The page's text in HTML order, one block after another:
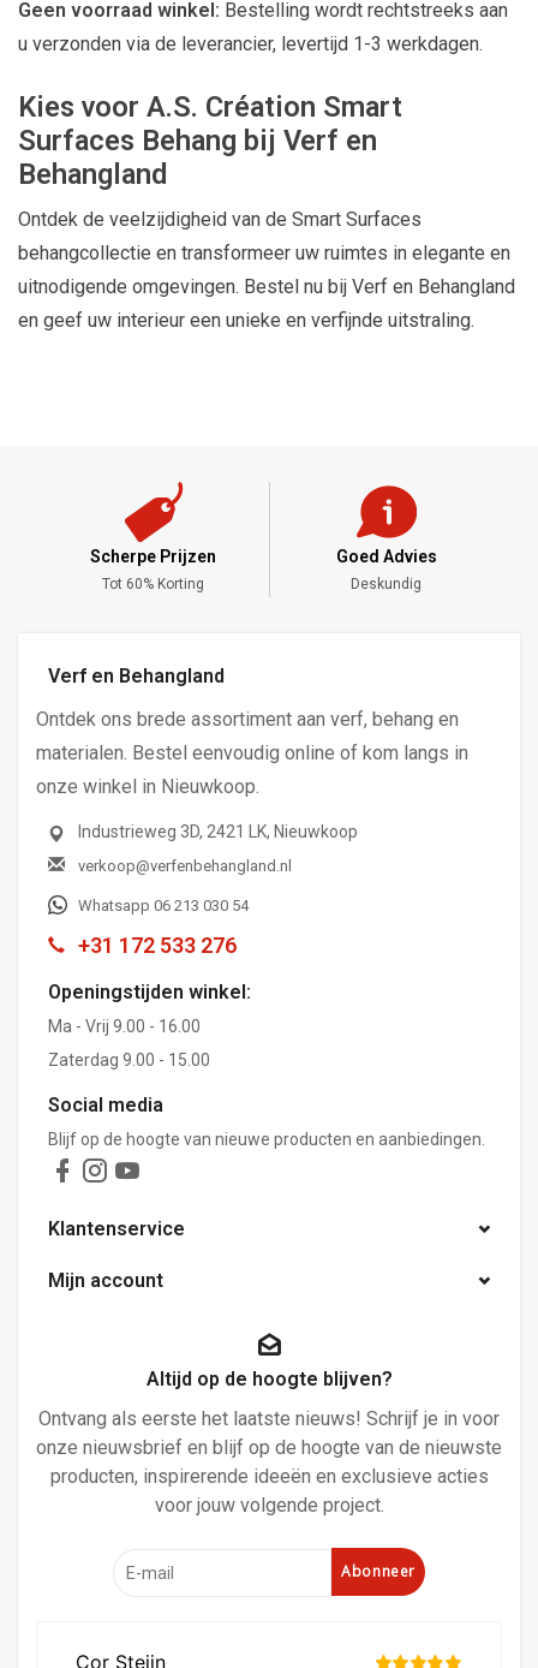
Geen voorraad winkel: Bestelling wordt rechtstreeks aan
u verzonden via de leverancier, levertijd 1-3 werkdagen.
Kies voor A.S. Création Smart
Surfaces Behang bij Verf en
Behangland
Ontdek de veelzijdigheid van de Smart Surfaces
behangcollectie en transformeer uw ruimtes in elegante en
uitnodigende omgevingen. Bestel nu bij Verf en Behangland
en geef uw interieur een unieke en verfijnde uitstraling.
Scherpe Prijzen
Tot 60% Korting
Goed Advies
Deskundig
Verf en Behangland
Ontdek ons brede assortiment aan verf, behang en
materialen. Bestel eenvoudig online of kom langs in
onze winkel in Nieuwkoop.
Industrieweg 3D, 2421 LK, Nieuwkoop
verkoop@verfenbehangland.nl
Whatsapp 06 213 030 54
+31 172 533 276
Openingstijden winkel:
Ma - Vrij 9.00 - 16.00
Zaterdag 9.00 - 15.00
Social media
Blijf op de hoogte van nieuwe producten en aanbiedingen.
Klantenservice
Mijn account
Altijd op de hoogte blijven?
Ontvang als eerste het laatste nieuws! Schrijf je in voor
onze nieuwsbrief en blijf op de hoogte van de nieuwste
producten, inspirerende ideeën en exclusieve acties
voor jouw volgende project.
Abonneer